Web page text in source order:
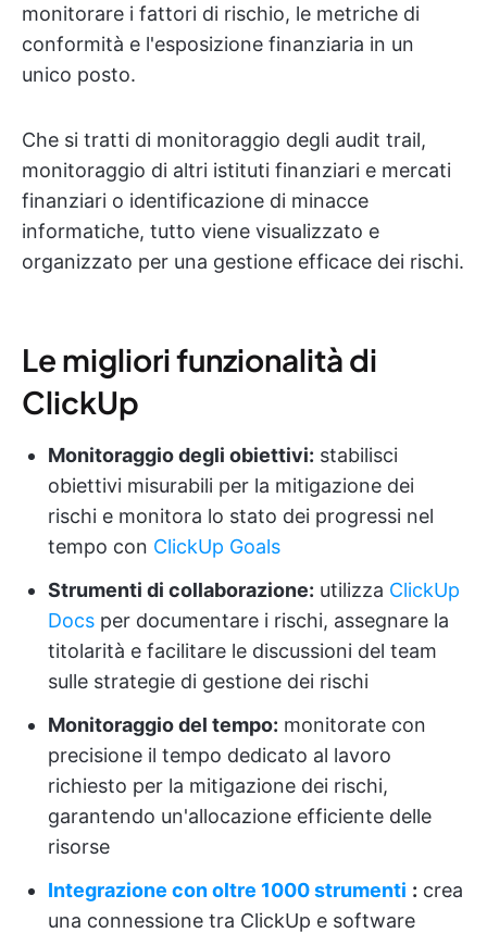
monitorare i fattori di rischio, le metriche di
conformità e l'esposizione finanziaria in un
unico posto.
Che si tratti di monitoraggio degli audit trail,
monitoraggio di altri istituti finanziari e mercati
finanziari o identificazione di minacce
informatiche, tutto viene visualizzato e
organizzato per una gestione efficace dei rischi.
Le migliori funzionalità di
ClickUp
Monitoraggio degli obiettivi: stabilisci
obiettivi misurabili per la mitigazione dei
rischi e monitora lo stato dei progressi nel
tempo con ClickUp Goals
Strumenti di collaborazione: utilizza ClickUp
Docs per documentare i rischi, assegnare la
titolarità e facilitare le discussioni del team
sulle strategie di gestione dei rischi
Monitoraggio del tempo: monitorate con
precisione il tempo dedicato al lavoro
richiesto per la mitigazione dei rischi,
garantendo un'allocazione efficiente delle
risorse
Integrazione con oltre 1000 strumenti : crea
una connessione tra ClickUp e software